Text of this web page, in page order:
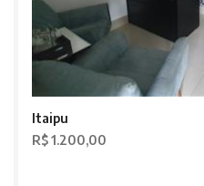
Itaipu
R$ 1.200,00